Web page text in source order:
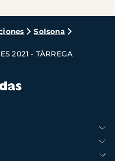
Solsona
2021 - TÀRREGA